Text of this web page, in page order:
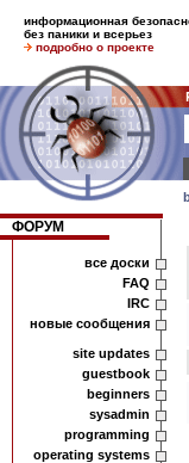
информационная
без паники и всерьез
подробно о проекте
ФОРУМ
все доски
FAQ
IRC
новые сообщения
site updates
guestbook
beginners
sysadmin
programming
operating systems